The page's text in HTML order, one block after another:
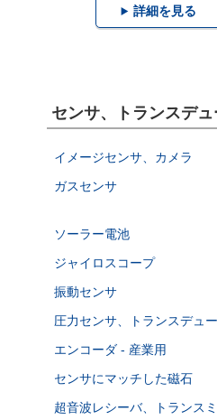
詳細を見る
センサ、トランスデ
イメージセンサ、カメラ
ガスセンサ
ソーラー電池
ジャイロスコープ
振動センサ
圧力センサ、トランスデュ
エンコーダ - 産業用
センサにマッチした磁石
超音波レシーバ、トランス